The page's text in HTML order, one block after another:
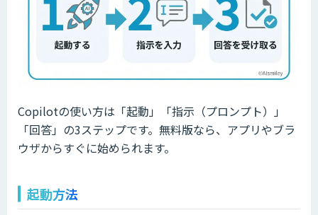
Copilotの使い方は「起動」「指示（プロンプト）」
「回答」の3ステップです。無料版なら、アプリやブラ
ウザからすぐに始められます。
起動方法